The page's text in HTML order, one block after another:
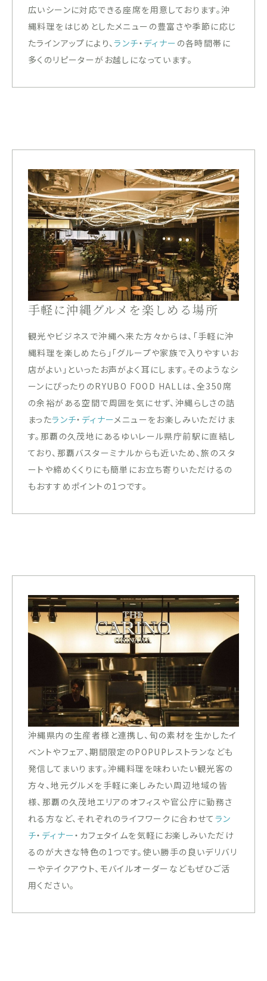
広いシーンに対応できる座席を用意しております。沖
縄料理をはじめとしたメニューの豊富さや季節に応じ
たラインアップにより、ランチ・ ディナー の各時間帯に
多くのリピーターがお越しになっています。
手軽に沖縄グルメを楽しめる場所
観光やビジネスで沖縄へ来た方々からは、「手軽に沖
縄料理を楽しめたら」「グループや家族で入りやすいお
店がよい」といったお声がよく耳にします。そのようなシ
ーンにぴったりのRYUBO FOOD HALLは、全350席
の余裕がある空間で周囲を気にせず、沖縄らしさの詰
まったランチ・ ディナーメニューをお楽しみいただけま
す。那覇の久茂地にあるゆいレール県庁前駅に直結し
ており、那覇バスターミナルからも近いため、旅のスタ
ートや締めくくりにも簡単にお立ち寄りいただけるの
もおすすめポイントの1つです。
沖縄県内の生産者様と連携し、旬の素材を生かしたイ
ベントやフェア、期間限定のPOPUPレストランなども
発信してまいります。沖縄料理を味わいたい観光客の
方々、地元グルメを手軽に楽しみたい周辺地域の皆
様、那覇の久茂地エリアのオフィスや官公庁に勤務さ
れる方など、それぞれのライフワークに合わせて ラン
チ・ ディナー・カフェタイムを気軽にお楽しみいただけ
るのが大きな特色の1つです。使い勝手の良いデリバリ
ーやテイクアウト、モバイルオーダーなどもぜひご活
用ください。